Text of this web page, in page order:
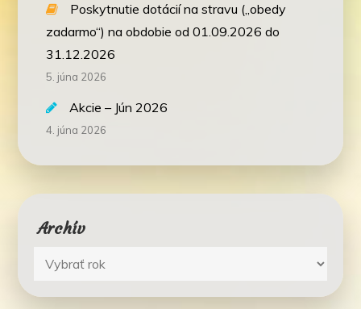
Poskytnutie dotácií na stravu („obedy
zadarmo“) na obdobie od 01.09.2026 do
31.12.2026
5. júna 2026
Akcie – Jún 2026
4. júna 2026
Archív
Archív